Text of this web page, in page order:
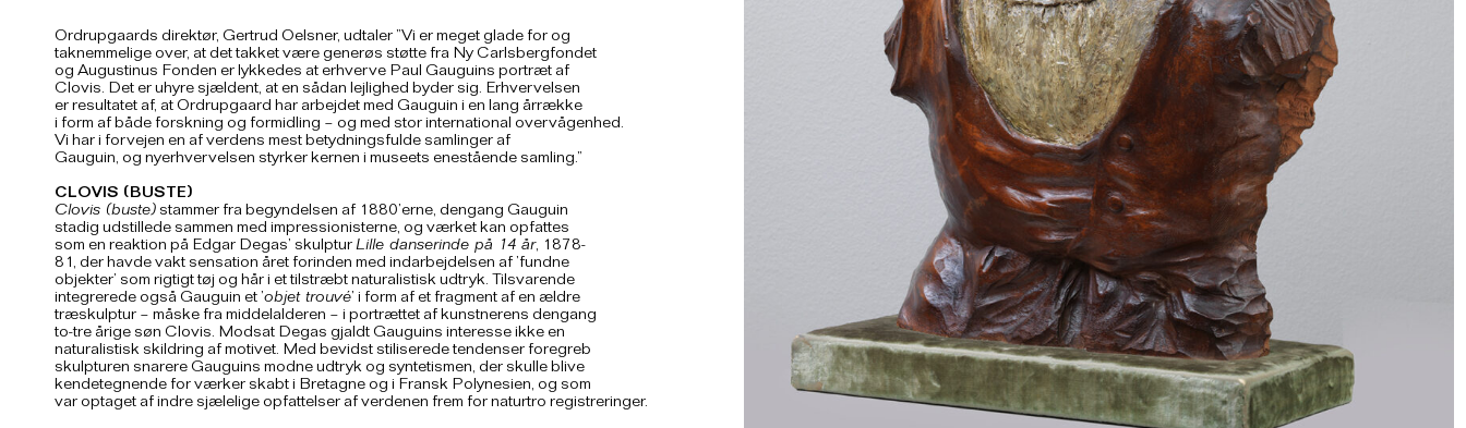
Ordrupgaards direktør, Gertrud Oelsner, udtaler ”Vi er meget glade for og
taknemmelige over, at det takket være generøs støtte fra Ny Carlsbergfondet
og Augustinus Fonden er lykkedes at erhverve Paul Gauguins portræt af
Clovis. Det er uhyre sjældent, at en sådan lejlighed byder sig. Erhvervelsen
er resultatet af, at Ordrupgaard har arbejdet med Gauguin i en lang årrække
i form af både forskning og formidling – og med stor international overvågenhed.
Vi har i forvejen en af verdens mest betydningsfulde samlinger af
Gauguin, og nyerhvervelsen styrker kernen i museets enestående samling.”
CLOVIS (BUSTE)
Clovis (buste) stammer fra begyndelsen af 1880’erne, dengang Gauguin
stadig udstillede sammen med impressionisterne, og værket kan opfattes
som en reaktion på Edgar Degas’ skulpturLille danserinde på 14 år, 1878-
81, der havde vakt sensation året forinden med indarbejdelsen af ’fundne
objekter’ som rigtigt tøj og hår i et tilstræbt naturalistisk udtryk. Tilsvarende
integrerede også Gauguin et ’objet trouvé’ i form af et fragment af en ældre
træskulptur – måske fra middelalderen – i portrættet af kunstnerens dengang
to-tre årige søn Clovis. Modsat Degas gjaldt Gauguins interesse ikke en
naturalistisk skildring af motivet. Med bevidst stiliserede tendenser foregreb
skulpturen snarere Gauguins modne udtryk og syntetismen, der skulle blive
kendetegnende for værker skabt i Bretagne og i Fransk Polynesien, og som
var optaget af indre sjælelige opfattelser af verdenen frem for naturtro registreringer.